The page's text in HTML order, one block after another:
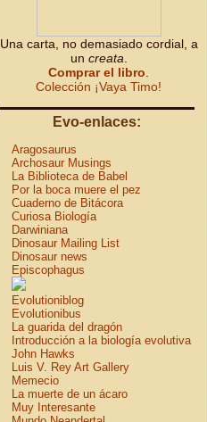
Una carta, no demasiado cordial, a
un creata
Comprar el libro
Colección ¡Vaya Timo!
Evo-enlaces:
Aragosaurus
Archosaur Musings
La Biblioteca de Babel
Por la boca muere el pez
Cuaderno de Bitácora
Curiosa Biología
Darwiniana
Dinosaur Mailing List
Dinosaur news
Episcophagus
Evolutioniblog
Evolutionibus
La guarida del dragón
Introducción a la biología evolutiva
John Hawks
Luis V. Rey Art Gallery
Memecio
La muerte de un ácaro
Muy Interesante